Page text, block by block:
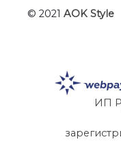
© 2021 AOK Style
ИП